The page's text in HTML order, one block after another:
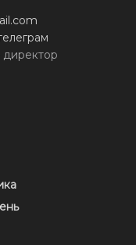
директор